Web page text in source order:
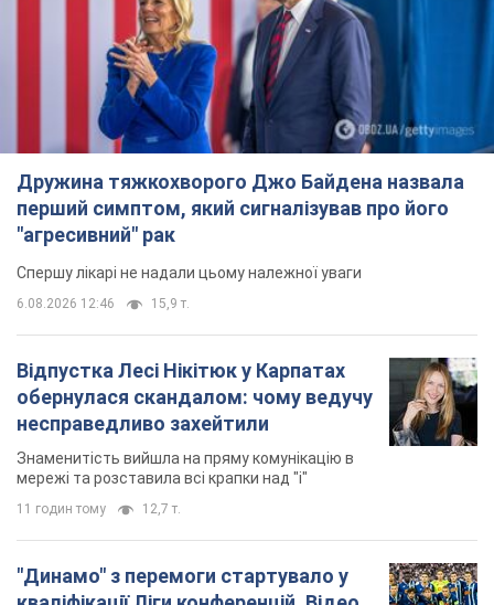
15,9 т.
Відпустка Лесі Нікітюк у Карпатах
обернулася скандалом: чому ведучу
несправедливо захейтили
Знаменитість вийшла на пряму комунікацію в
мережі та розставила всі крапки над "і"
11 годин тому
"Динамо" з перемоги стартувало у
кваліфікації Ліги конференцій. Відео
7 годин тому 2,0 т.